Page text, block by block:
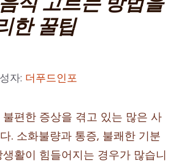
한 꿀팁
자: 더푸드인포
편한 증상을 겪고 있는 많은 사
. 소화불량과 통증, 불쾌한 기분
활이 힘들어지는 경우가 많습니